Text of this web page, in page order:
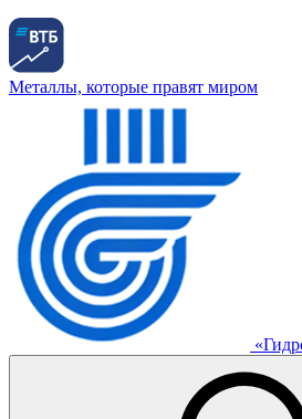
Металлы, которые правят миром